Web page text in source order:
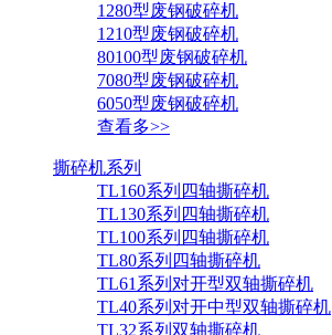
1280型废钢破碎机
1210型废钢破碎机
80100型废钢破碎机
7080型废钢破碎机
6050型废钢破碎机
查看多>>
撕碎机系列
TL160系列四轴撕碎机
TL130系列四轴撕碎机
TL100系列四轴撕碎机
TL80系列四轴撕碎机
TL61系列对开型双轴撕碎机
TL40系列对开中型双轴撕碎机
TL32系列双轴撕碎机